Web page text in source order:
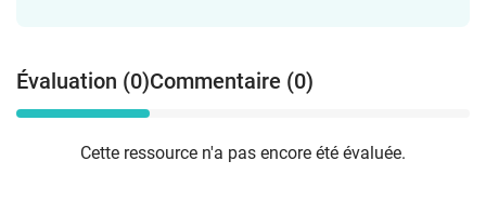
Évaluation (0)Commentaire (0)
Cette ressource n'a pas encore été évaluée.